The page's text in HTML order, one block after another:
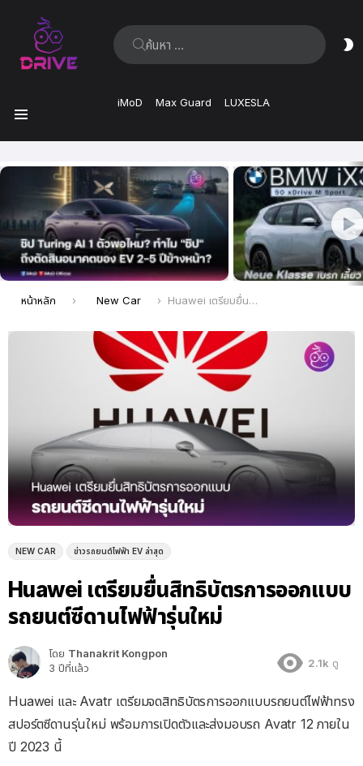
ค้นหา:
iMoD Max Guard LUXESLA
ล่าสุด
คุณอยู่ที่นี่:
หน้าหลัก New Car Huawei เตรียมยื่นสิทธิบัตรการออกแบบรถยนต์ซีดานไฟฟ้ารุ่นใหม่
NEW CAR ข่าวรถยนต์ไฟฟ้า EV ล่าสุด
Huawei เตรียมยื่นสิทธิบัตรการออกแบบ
รถยนต์ซีดานไฟฟ้ารุ่นใหม่
โดย Thanakrit Kongpon
3 ปีที่แล้ว
2.1k ดู
Huawei และ Avatr เตรียมจดสิทธิบัตรการออกแบบรถยนต์ไฟฟ้าทรง
สปอร์ตซีดานรุ่นใหม่ พร้อมการเปิดตัวและส่งมอบรถ Avatr 12 ภายใน
ปี 2023 นี้